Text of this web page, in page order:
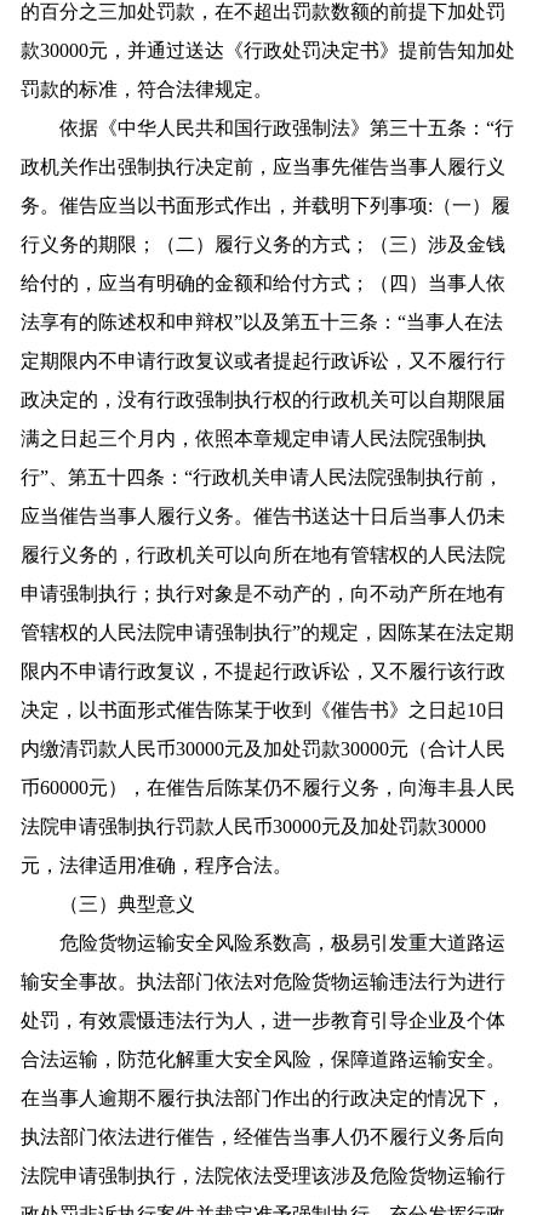
的百分之三加处罚款，在不超出罚款数额的前提下加处罚
款30000元，并通过送达《行政处罚决定书》提前告知加处
罚款的标准，符合法律规定。
依据《中华人民共和国行政强制法》第三十五条：“行
政机关作出强制执行决定前，应当事先催告当事人履行义
务。催告应当以书面形式作出，并载明下列事项:（一）履
行义务的期限；（二）履行义务的方式；（三）涉及金钱
给付的，应当有明确的金额和给付方式；（四）当事人依
法享有的陈述权和申辩权”以及第五十三条：“当事人在法
定期限内不申请行政复议或者提起行政诉讼，又不履行行
政决定的，没有行政强制执行权的行政机关可以自期限届
满之日起三个月内，依照本章规定申请人民法院强制执
行”、第五十四条：“行政机关申请人民法院强制执行前，
应当催告当事人履行义务。催告书送达十日后当事人仍未
履行义务的，行政机关可以向所在地有管辖权的人民法院
申请强制执行；执行对象是不动产的，向不动产所在地有
管辖权的人民法院申请强制执行”的规定，因陈某在法定期
限内不申请行政复议，不提起行政诉讼，又不履行该行政
决定，以书面形式催告陈某于收到《催告书》之日起10日
内缴清罚款人民币30000元及加处罚款30000元（合计人民
币60000元），在催告后陈某仍不履行义务，向海丰县人民
法院申请强制执行罚款人民币30000元及加处罚款30000
元，法律适用准确，程序合法。
（三）典型意义
危险货物运输安全风险系数高，极易引发重大道路运
输安全事故。执法部门依法对危险货物运输违法行为进行
处罚，有效震慑违法行为人，进一步教育引导企业及个体
合法运输，防范化解重大安全风险，保障道路运输安全。
在当事人逾期不履行执法部门作出的行政决定的情况下，
执法部门依法进行催告，经催告当事人仍不履行义务后向
法院申请强制执行，法院依法受理该涉及危险货物运输行